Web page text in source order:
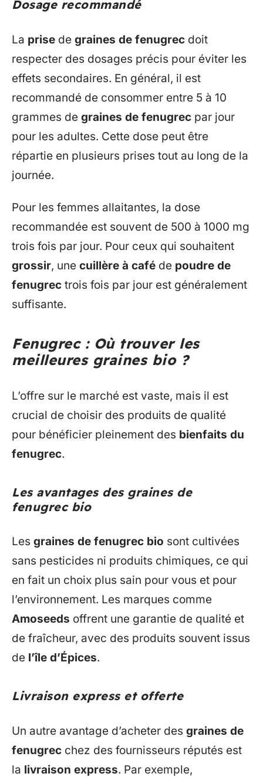
Dosage recommandé
La prise de graines de fenugrec doit
respecter des dosages précis pour éviter les
effets secondaires. En général, il est
recommandé de consommer entre 5 à 10
grammes de graines de fenugrec par jour
pour les adultes. Cette dose peut être
répartie en plusieurs prises tout au long de la
journée.
Pour les femmes allaitantes, la dose
recommandée est souvent de 500 à 1000 mg
trois fois par jour. Pour ceux qui souhaitent
grossir, une cuillère à café de poudre de
fenugrec trois fois par jour est généralement
suffisante.
Fenugrec : Où trouver les
meilleures graines bio ?
L’offre sur le marché est vaste, mais il est
crucial de choisir des produits de qualité
pour bénéficier pleinement des bienfaits du
fenugrec.
Les avantages des graines de
fenugrec bio
Les graines de fenugrec bio sont cultivées
sans pesticides ni produits chimiques, ce qui
en fait un choix plus sain pour vous et pour
l’environnement. Les marques comme
Amoseeds offrent une garantie de qualité et
de fraîcheur, avec des produits souvent issus
de l’île d’Épices.
Livraison express et offerte
Un autre avantage d’acheter des graines de
fenugrec chez des fournisseurs réputés est
la livraison express. Par exemple,